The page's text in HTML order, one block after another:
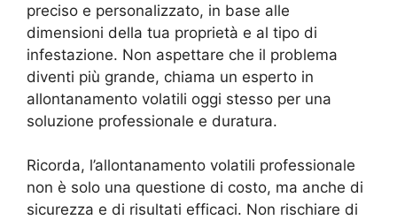
preciso e personalizzato, in base alle
dimensioni della tua proprietà e al tipo di
infestazione. Non aspettare che il problema
diventi più grande, chiama un esperto in
allontanamento volatili oggi stesso per una
soluzione professionale e duratura.
Ricorda, l’allontanamento volatili professionale
non è solo una questione di costo, ma anche di
sicurezza e di risultati efficaci. Non rischiare di